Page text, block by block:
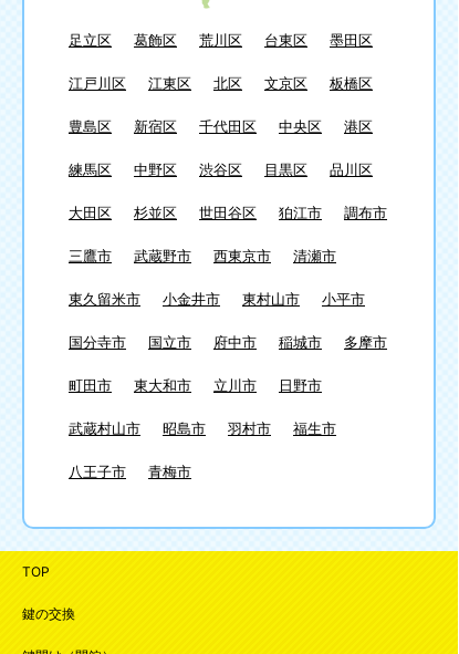
足立区 葛飾区 荒川区 台東区 墨田区
江戸川区 江東区 北区 文京区 板橋区
豊島区 新宿区 千代田区 中央区 港区
練馬区 中野区 渋谷区 目黒区 品川区
大田区 杉並区 世田谷区 狛江市 調布市
三鷹市 武蔵野市 西東京市 清瀬市
東久留米市 小金井市 東村山市 小平市
国分寺市 国立市 府中市 稲城市 多摩市
町田市 東大和市 立川市 日野市
武蔵村山市 昭島市 羽村市 福生市
八王子市 青梅市
TOP
鍵の交換